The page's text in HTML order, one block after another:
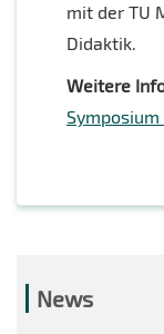
mit der TU
Didaktik.
Weitere
Symposium
News